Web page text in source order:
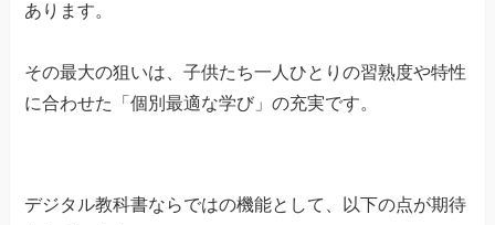
あります。
その最大の狙いは、子供たち一人ひとりの習熟度や特性
に合わせた「個別最適な学び」の充実です。
デジタル教科書ならではの機能として、以下の点が期待